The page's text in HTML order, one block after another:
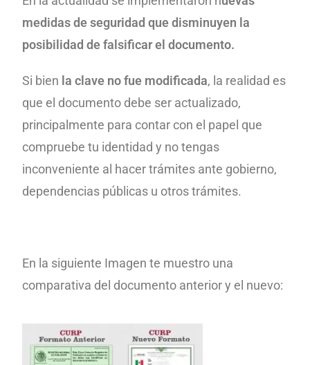
medidas de seguridad que disminuyen la
posibilidad de falsificar el documento.
Si bien la clave no fue modificada, la realidad es
que el documento debe ser actualizado,
principalmente para contar con el papel que
compruebe tu identidad y no tengas
inconveniente al hacer trámites ante gobierno,
dependencias públicas u otros trámites.
En la siguiente Imagen te muestro una
comparativa del documento anterior y el nuevo: